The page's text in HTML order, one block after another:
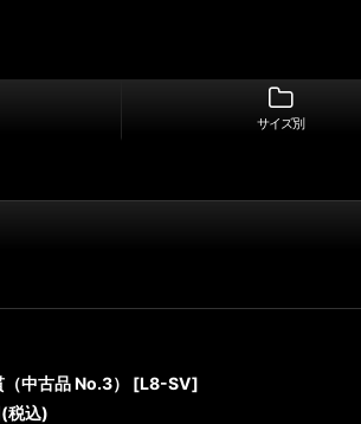
サイズ別
中古品 No.3） [L8-SV]
(税込)